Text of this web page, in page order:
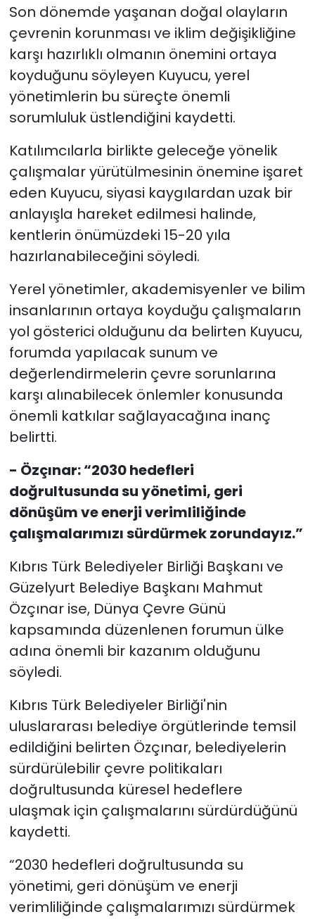
Son dönemde yaşanan doğal olayların
çevrenin korunması ve iklim değişikliğine
karşı hazırlıklı olmanın önemini ortaya
koyduğunu söyleyen Kuyucu, yerel
yönetimlerin bu süreçte önemli
sorumluluk üstlendiğini kaydetti.
Katılımcılarla birlikte geleceğe yönelik
çalışmalar yürütülmesinin önemine işaret
eden Kuyucu, siyasi kaygılardan uzak bir
anlayışla hareket edilmesi halinde,
kentlerin önümüzdeki 15-20 yıla
hazırlanabileceğini söyledi.
Yerel yönetimler, akademisyenler ve bilim
insanlarının ortaya koyduğu çalışmaların
yol gösterici olduğunu da belirten Kuyucu,
forumda yapılacak sunum ve
değerlendirmelerin çevre sorunlarına
karşı alınabilecek önlemler konusunda
önemli katkılar sağlayacağına inanç
belirtti.
- Özçınar: “2030 hedefleri
doğrultusunda su yönetimi, geri
dönüşüm ve enerji verimliliğinde
çalışmalarımızı sürdürmek zorundayız.”
Kıbrıs Türk Belediyeler Birliği Başkanı ve
Güzelyurt Belediye Başkanı Mahmut
Özçınar ise, Dünya Çevre Günü
kapsamında düzenlenen forumun ülke
adına önemli bir kazanım olduğunu
söyledi.
Kıbrıs Türk Belediyeler Birliği'nin
uluslararası belediye örgütlerinde temsil
edildiğini belirten Özçınar, belediyelerin
sürdürülebilir çevre politikaları
doğrultusunda küresel hedeflere
ulaşmak için çalışmalarını sürdürdüğünü
kaydetti.
“2030 hedefleri doğrultusunda su
yönetimi, geri dönüşüm ve enerji
verimliliğinde çalışmalarımızı sürdürmek